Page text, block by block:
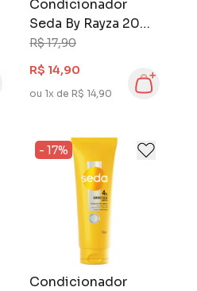
Condicionador
Seda By Rayza 200
ml Força &
Crescimento
R$ 17,90
R$ 14,90
ou 1x de R$ 14,90
Condicionador
- 17%